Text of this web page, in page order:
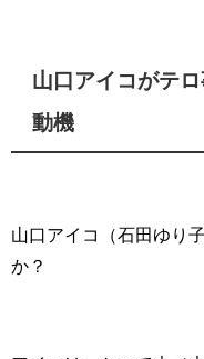
山口アイコがテ
動機
山口アイコ（石田ゆり
か？